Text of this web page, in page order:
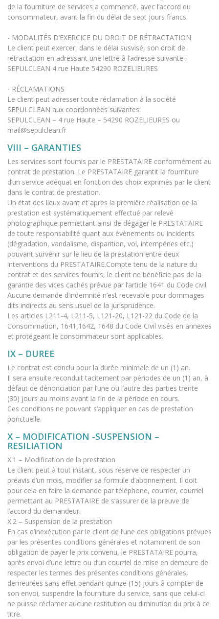
de la fourniture de services a commencé, avec l’accord du
consommateur, avant la fin du délai de sept jours francs.
- MODALITÉS D’EXERCICE DU DROIT DE RÉTRACTATION
Le client peut exercer, dans le délai susvisé, son droit de
rétractation en adressant une lettre à l’adresse suivante :
SEPULCLEAN 4 rue Haute 54290 ROZELIEURES
- RÉCLAMATIONS
Le client peut adresser toute réclamation à la société
SEPULCLEAN aux coordonnées suivantes:
SEPULCLEAN – 4 rue Haute – 54290 ROZELIEURES ou
mail@sepulclean.fr
VIII – GARANTIES
Les services sont fournis par le PRESTATAIRE conformément au
contrat de prestation. Le PRESTATAIRE garantit la fourniture
d’un service adéquat en fonction des choix exprimés par le client
dans le contrat de prestation.
Un état des lieux avant et après la première réalisation de la
prestation est systématiquement effectué par relevé
photographique permettant ainsi de dégager le PRESTATAIRE
de toute responsabilité quant aux évènements ou incidents
(dégradation, vandalisme, disparition, vol, intempéries etc.)
pouvant survenir sur le lieu de la prestation entre deux
interventions du PRESTATAIRE.Compte tenu de la nature du
contrat et des services fournis, le client ne bénéficie pas de la
garantie des vices cachés prévue par l’article 1641 du Code civil.
Aucune demande d’indemnité n’est recevable pour dommages
dits indirects au sens usuel de la jurisprudence.
Les articles L211-4, L211-5, L121-20, L121-22 du Code de la
Consommation, 1641,1642, 1648 du Code Civil visés en annexes
et protégeant le consommateur sont applicables.
IX – DUREE
Le contrat est conclu pour la durée minimale de un (1) an.
Il sera ensuite reconduit tacitement par périodes de un (1) an, à
défaut de dénonciation par l’une ou l’autre des parties trente
(30) jours au moins avant la fin de la période en cours.
Ces conditions ne pouvant s’appliquer en cas de prestation
ponctuelle.
X – MODIFICATION -SUSPENSION –
RESILIATION
X.1 – Modification de la prestation
Le client peut à tout instant, sous réserve de respecter un
préavis d’un mois, modifier sa formule d’abonnement. Il doit
pour cela en faire la demande par téléphone, courrier, courriel
permettant au PRESTATAIRE de s’assurer de la preuve de
l’accord du demandeur.
X.2 – Suspension de la prestation
En cas d’inexécution par le client de l’une des obligations prévues
par les présentes conditions générales et notamment de son
obligation de payer le prix convenu, le PRESTATAIRE pourra,
après envoi d’une lettre ou d’un courriel de mise en demeure de
respecter les termes des présentes conditions générales,
demeurées sans effet pendant quinze (15) jours à compter de
son envoi, suspendre la fourniture du service, sans que celui-ci
ne puisse réclamer aucune restitution ou diminution du prix à ce
titre.